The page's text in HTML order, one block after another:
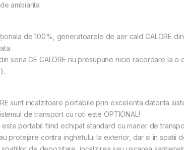
ambianta
de 100%, generatoarele de aer cald CALORE
seria GE CALORE nu presupune nicio racordare la
sunt incalzitoare portabile prin excelenta datorita
de transport cu roti este OPTIONAL!
este portabil fiind echipat standard cu maner de
protejare contra inghetului la exterior, dar si in spatii